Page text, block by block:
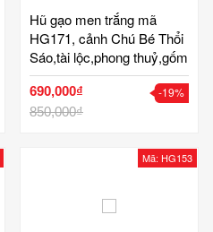
Hũ gạo men trắng mã
HG171, cảnh Chú Bé Thổi
Sáo,tài lộc,phong thuỷ,gốm
Bát Tràng Tinh Vân
690,000₫
850,000₫
-19%
Mã: HG153